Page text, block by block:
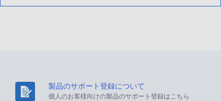
製品のサポート登録について
個人のお客様向けの製品のサポート登録はこちら